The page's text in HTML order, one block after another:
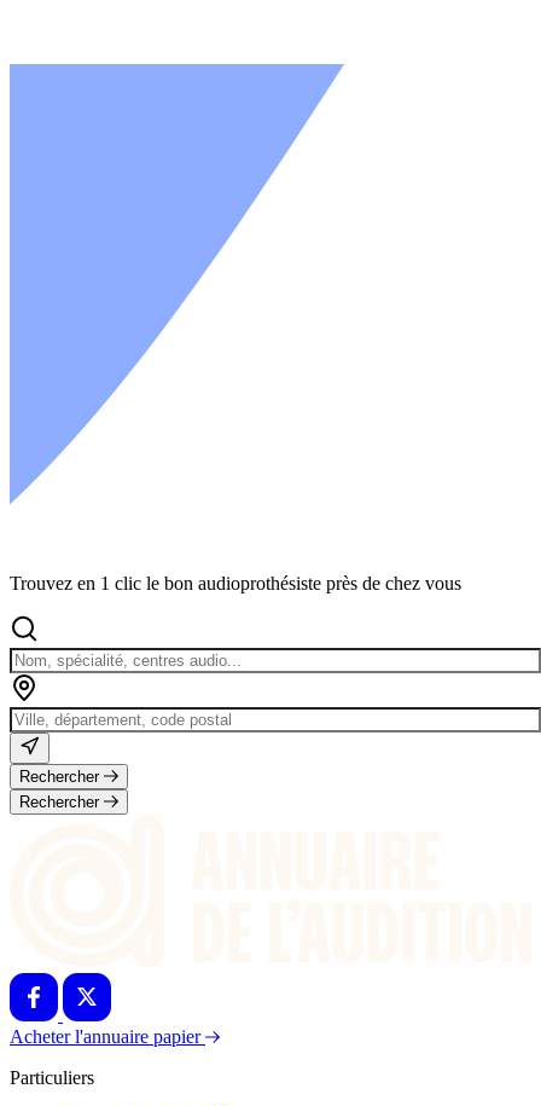
Trouvez en 1 clic le bon audioprothésiste près de chez vous
Rechercher
Rechercher
Acheter l'annuaire papier
Particuliers